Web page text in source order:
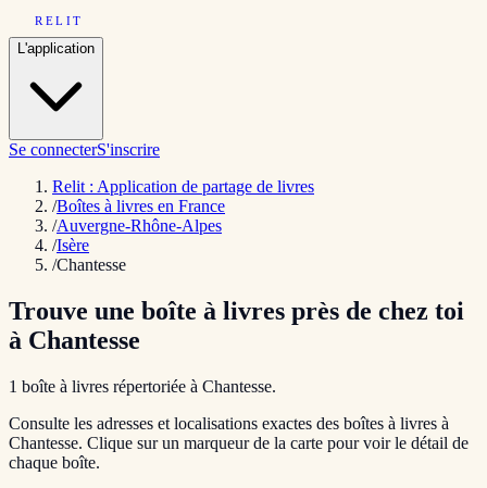
RELIT
L'application
Se connecterS'inscrire
Relit : Application de partage de livres
/Boîtes à livres en France
/Auvergne-Rhône-Alpes
/Isère
/Chantesse
Trouve une boîte à livres près de chez toi
à Chantesse
1 boîte à livres répertoriée à Chantesse.
Consulte les adresses et localisations exactes des boîtes à livres à
Chantesse. Clique sur un marqueur de la carte pour voir le détail de
chaque boîte.